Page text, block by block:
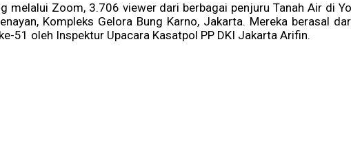
Zoom, 3.706 viewer dari berbagai penjuru Tanah Air di
Kompleks Gelora Bung Karno, Jakarta. Mereka berasal
51 oleh Inspektur Upacara Kasatpol PP DKI Jakarta Arifin.